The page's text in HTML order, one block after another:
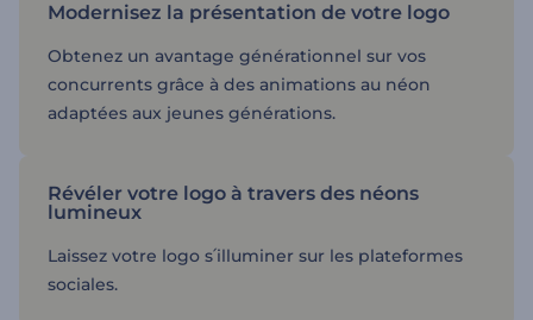
Modernisez la présentation de votre logo
Obtenez un avantage générationnel sur vos
concurrents grâce à des animations au néon
adaptées aux jeunes générations.
Révéler votre logo à travers des néons
lumineux
Laissez votre logo s՛illuminer sur les plateformes
sociales.